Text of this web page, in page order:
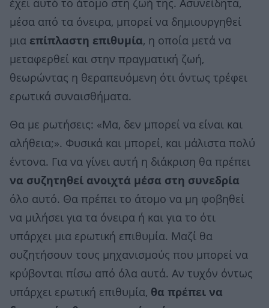
έχει αυτό το άτομο στη ζωή της. Ασυνείδητα,
μέσα από τα όνειρα, μπορεί να δημιουργηθεί
μια επίπλαστη επιθυμία, η οποία μετά να
μεταφερθεί και στην πραγματική ζωή,
θεωρώντας η θεραπευόμενη ότι όντως τρέφει
ερωτικά συναισθήματα.
Θα με ρωτήσεις: «Μα, δεν μπορεί να είναι και
αλήθεια;». Φυσικά και μπορεί, και μάλιστα πολύ
έντονα. Για να γίνει αυτή η διάκριση θα πρέπει
να συζητηθεί ανοιχτά μέσα στη συνεδρία
όλο αυτό. Θα πρέπει το άτομο να μη φοβηθεί
να μιλήσει για τα όνειρα ή και για το ότι
υπάρχει μια ερωτική επιθυμία. Μαζί θα
συζητήσουν τους μηχανισμούς που μπορεί να
κρύβονται πίσω από όλα αυτά. Αν τυχόν όντως
υπάρχει ερωτική επιθυμία, θα πρέπει να